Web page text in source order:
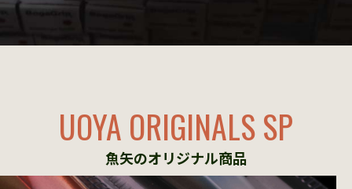
UOYA ORIGINALS SP
魚矢のオリジナル商品